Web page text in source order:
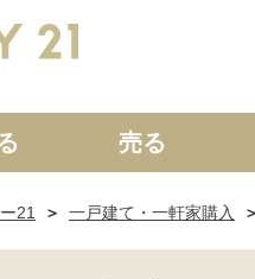
て 中古一戸建て
売る
21 一戸建て・一軒家購入